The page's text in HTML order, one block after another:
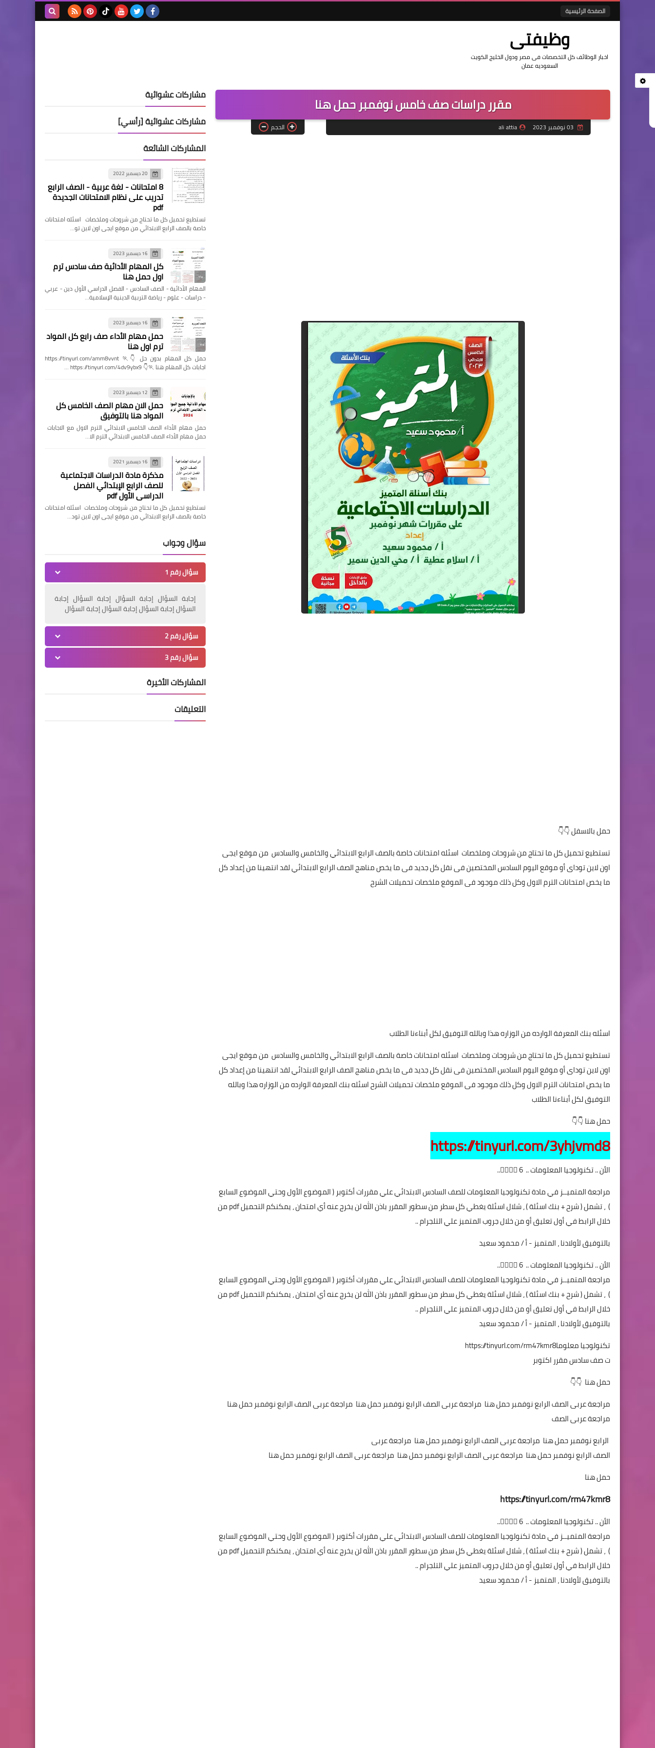
الصفحة الرئيسية
وظيفتى
اخبار الوظائف كل التخصصات فى مصر ودول الخليج الكويت
السعوديه عمان
مقرر دراسات صف خامس نوفمبر حمل هنا
ali attia الحجم
حمل بالاسفل 👇👇
تستطيع تحميل كل ما تحتاج من شروحات وملخصات اسئله امتحانات خاصة بالصف الرابع الابتدائي والخامس والسادس من موقع ايجى
اون لاين توداى أو موقع اليوم السادس المختصين فى نقل كل جديد فى ما يخص مناهج الصف الرابع الابتدائي لقد انتهينا من إعداد كل
ما يخص امتحانات الترم الاول وكل ذلك موجود فى الموقع ملخصات تحميلات الشرح
اسئله بنك المعرفة الوارده من الوزاره هذا وبالله التوفيق لكل أبناءنا الطلاب
تستطيع تحميل كل ما تحتاج من شروحات وملخصات اسئله امتحانات خاصة بالصف الرابع الابتدائي والخامس والسادس من موقع ايجى
اون لاين توداى أو موقع اليوم السادس المختصين فى نقل كل جديد فى ما يخص مناهج الصف الرابع الابتدائي لقد انتهينا من إعداد كل
ما يخص امتحانات الترم الاول وكل ذلك موجود فى الموقع ملخصات تحميلات الشرح اسئله بنك المعرفة الوارده من الوزاره هذا وبالله
التوفيق لكل أبناءنا الطلاب
حمل هنا 👇👇
https://tinyurl.com/3yhjvmd8
الأن .. تكنولوجيا المعلومات .. 6 🏃‍♀️🏃‍♂️..
مراجعة المتميــز في مادة تكنولوجيا المعلومات للصف السادس الابتدائي علي مقررات أكتوبر ( الموضوع الأول وحتي الموضوع السابع
) ، تشمل ( شرح + بنك اسئلة ) ، شلال اسئلة يغطي كل سطر من سطور المقرر باذن الله لن يخرج عنه أي امتحان ، يمكنكم التحميل pdf من
خلال الرابط في أول تعليق أو من خلال جروب المتميز علي التلجرام ..
بالتوفيق لأولادنا ، المتميز - أ / محمود سعيد
الأن .. تكنولوجيا المعلومات .. 6 🏃‍♀️🏃‍♂️..
مراجعة المتميــز في مادة تكنولوجيا المعلومات للصف السادس الابتدائي علي مقررات أكتوبر ( الموضوع الأول وحتي الموضوع السابع
) ، تشمل ( شرح + بنك اسئلة ) ، شلال اسئلة يغطي كل سطر من سطور المقرر باذن الله لن يخرج عنه أي امتحان ، يمكنكم التحميل pdf من
خلال الرابط في أول تعليق أو من خلال جروب المتميز علي التلجرام ..
بالتوفيق لأولادنا ، المتميز - أ / محمود سعيد
تكنولوجيا معلوماhttps://tinyurl.com/rm47kmr8
ت صف سادس مقرر اكتوبر
حمل هنا 👇👇
مراجعة عربى الصف الرابع نوفمبر حمل هنا مراجعة عربى الصف الرابع نوفمبر حمل هنا مراجعة عربى الصف الرابع نوفمبر حمل هنا
مراجعة عربى الصف
الرابع نوفمبر حمل هنا مراجعة عربى الصف الرابع نوفمبر حمل هنا مراجعة عربى
الصف الرابع نوفمبر حمل هنا مراجعة عربى الصف الرابع نوفمبر حمل هنا مراجعة عربى الصف الرابع نوفمبر حمل هنا
حمل هنا
https://tinyurl.com/rm47kmr8
الأن .. تكنولوجيا المعلومات .. 6 🏃‍♀️🏃‍♂️..
مراجعة المتميــز في مادة تكنولوجيا المعلومات للصف السادس الابتدائي علي مقررات أكتوبر ( الموضوع الأول وحتي الموضوع السابع
) ، تشمل ( شرح + بنك اسئلة ) ، شلال اسئلة يغطي كل سطر من سطور المقرر باذن الله لن يخرج عنه أي امتحان ، يمكنكم التحميل pdf من
خلال الرابط في أول تعليق أو من خلال جروب المتميز علي التلجرام ..
بالتوفيق لأولادنا ، المتميز - أ / محمود سعيد
مشاركات عشوائية
مشاركات عشوائية [رأسي]
المشاركات الشائعة
20 ديسمبر 2022
8 امتحانات - لغة عربية - الصف الرابع
تدريب على نظام الامتحانات الجديدة
pdf
تستطيع تحميل كل ما تحتاج من شروحات وملخصات اسئله امتحانات
خاصة بالصف الرابع الابتدائي من موقع ايجى اون لاين تو…
16 ديسمبر 2023
كل المهام الأدائية صف سادس ترم
اول حمل هنا
المهام الأدائية - الصف السادس - الفصل الدراسي الأول دين - عربي
- دراسات - علوم - رياضة التربية الدينية الإسلامية…
16 ديسمبر 2023
حمل مهام الأداء صف رابع كل المواد
ترم اول هنا
حمل كل المهام بدون حل 👇🏃 https://tinyurl.com/amm8vvnt
اجابات كل المهام هنا 🏃👇 https://tinyurl.com/4dv9ybx9 …
12 ديسمبر 2023
حمل الان مهام الصف الخامس كل
المواد هنا بالتوفيق
حمل مهام الأداء الصف الخامس الابتدائي الترم الاول مع الاجابات
حمل مهام الأداء الصف الخامس الابتدائي الترم الا…
16 ديسمبر 2021
مذكرة مادة الدراسات الاجتماعية
للصف الرابع الإبتدائي الفصل
الدراسي الأول pdf
تستطيع تحميل كل ما تحتاج من شروحات وملخصات اسئله امتحانات
خاصة بالصف الرابع الابتدائي من موقع ايجى اون لاين تود…
سؤال وجواب
سؤال رقم 1
إجابة السؤال إجابة السؤال إجابة السؤال إجابة
السؤال إجابة السؤال إجابة السؤال إجابة السؤال
سؤال رقم 2
سؤال رقم 3
المشاركات الأخيرة
التعليقات